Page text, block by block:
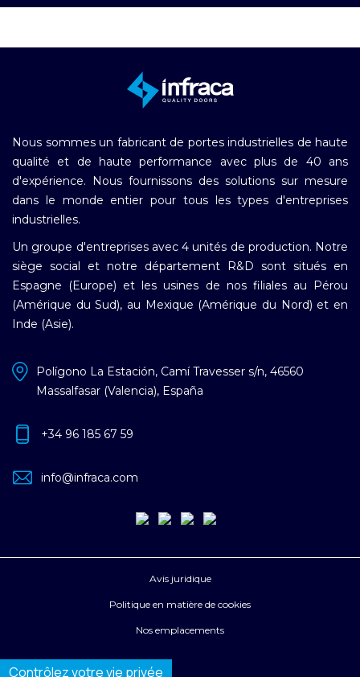
Nous sommes un fabricant de portes industrielles de haute
qualité et de haute performance avec plus de 40 ans
d'expérience. Nous fournissons des solutions sur mesure
dans le monde entier pour tous les types d'entreprises
industrielles.
Un groupe d'entreprises avec 4 unités de production. Notre
siège social et notre département R&D sont situés en
Espagne (Europe) et les usines de nos filiales au Pérou
(Amérique du Sud), au Mexique (Amérique du Nord) et en
Inde (Asie).
Polígono La Estación, Camí Travesser s/n, 46560
Massalfasar (Valencia), España
+34 96 185 67 59
info@infraca.com
Avis juridique
Politique en matière de cookies
Nos emplacements
Contrôlez votre vie privée